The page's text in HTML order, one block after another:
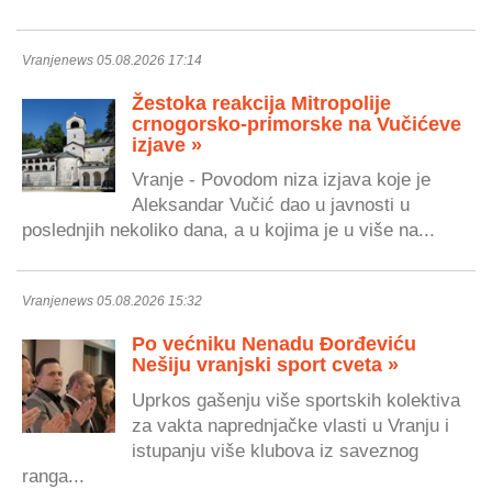
Vranjenews 05.08.2026 17:14
Žestoka reakcija Mitropolije
crnogorsko-primorske na Vučićeve
izjave »
Vranje - Povodom niza izjava koje je
Aleksandar Vučić dao u javnosti u
poslednjih nekoliko dana, a u kojima je u više na...
Vranjenews 05.08.2026 15:32
Po većniku Nenadu Đorđeviću
Nešiju vranjski sport cveta »
Uprkos gašenju više sportskih kolektiva
za vakta naprednjačke vlasti u Vranju i
istupanju više klubova iz saveznog
ranga...